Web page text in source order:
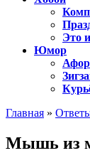
Это
Юмор
Главная »
Мышь из